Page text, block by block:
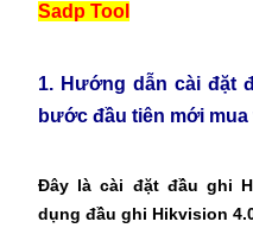
Sadp Tool
1. Hướng dẫn cài đặt
bước đầu tiên mới
Đây là cài đặt đầu ghi
dụng đầu ghi Hikvision